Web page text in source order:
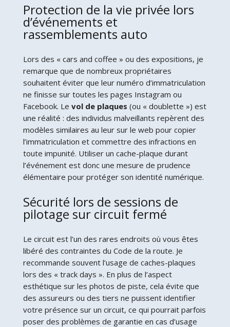
Protection de la vie privée lors
d’événements et
rassemblements auto
Lors des « cars and coffee » ou des expositions, je
remarque que de nombreux propriétaires
souhaitent éviter que leur numéro d’immatriculation
ne finisse sur toutes les pages Instagram ou
Facebook. Le vol de plaques (ou « doublette ») est
une réalité : des individus malveillants repèrent des
modèles similaires au leur sur le web pour copier
l’immatriculation et commettre des infractions en
toute impunité. Utiliser un cache-plaque durant
l’événement est donc une mesure de prudence
élémentaire pour protéger son identité numérique.
Sécurité lors de sessions de
pilotage sur circuit fermé
Le circuit est l’un des rares endroits où vous êtes
libéré des contraintes du Code de la route. Je
recommande souvent l’usage de caches-plaques
lors des « track days ». En plus de l’aspect
esthétique sur les photos de piste, cela évite que
des assureurs ou des tiers ne puissent identifier
votre présence sur un circuit, ce qui pourrait parfois
poser des problèmes de garantie en cas d’usage